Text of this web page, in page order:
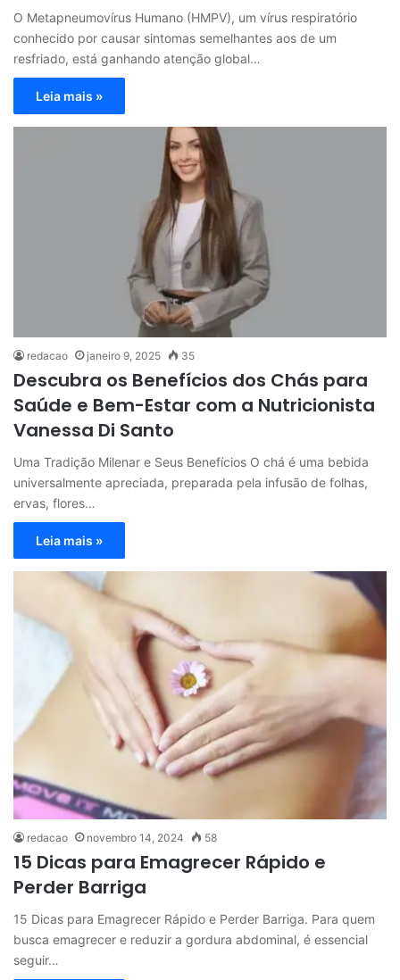
O Metapneumovírus Humano (HMPV), um vírus respiratório
conhecido por causar sintomas semelhantes aos de um
resfriado, está ganhando atenção global…
Leia mais »
redacao janeiro 9, 2025 35
Descubra os Benefícios dos Chás para
Saúde e Bem-Estar com a Nutricionista
Vanessa Di Santo
Uma Tradição Milenar e Seus Benefícios O chá é uma bebida
universalmente apreciada, preparada pela infusão de folhas,
ervas, flores…
Leia mais »
redacao novembro 14, 2024 58
15 Dicas para Emagrecer Rápido e
Perder Barriga
15 Dicas para Emagrecer Rápido e Perder Barriga. Para quem
busca emagrecer e reduzir a gordura abdominal, é essencial
seguir…